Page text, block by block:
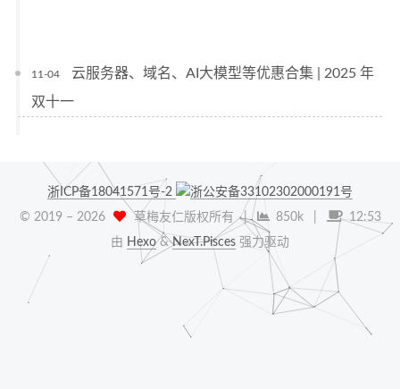
11-04
云服务器、域名、AI大模型等优惠合集 | 2025 年
双十一
浙ICP备18041571号-2
浙公安备33102302000191号
© 2019 – 2026 草梅友仁版权所有 | 850k
12:53
由 Hexo&NexT.Pisces 强力驱动